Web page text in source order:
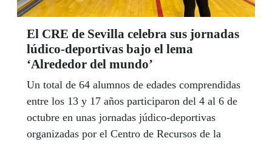
El CRE de Sevilla celebra sus jornadas
lúdico-deportivas bajo el lema
‘Alrededor del mundo’
Un total de 64 alumnos de edades comprendidas
entre los 13 y 17 años participaron del 4 al 6 de
octubre en unas jornadas júdico-deportivas
organizadas por el Centro de Recursos de la